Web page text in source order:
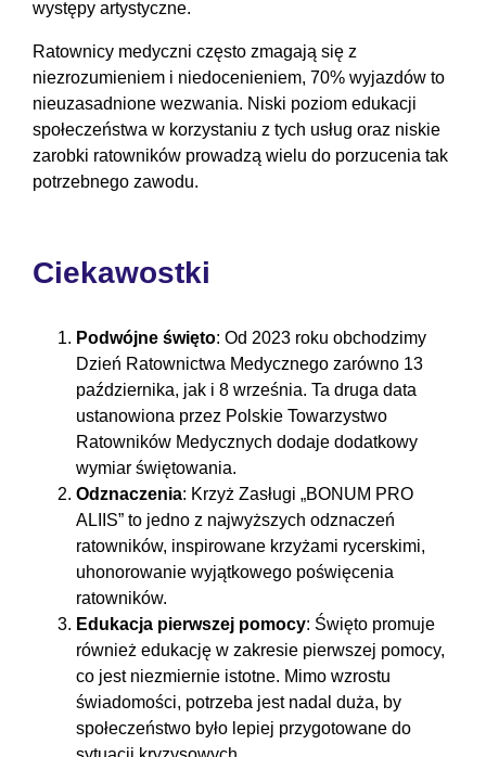
występy artystyczne.
Ratownicy medyczni często zmagają się z
niezrozumieniem i niedocenieniem, 70% wyjazdów to
nieuzasadnione wezwania. Niski poziom edukacji
społeczeństwa w korzystaniu z tych usług oraz niskie
zarobki ratowników prowadzą wielu do porzucenia tak
potrzebnego zawodu.
Ciekawostki
Podwójne święto: Od 2023 roku obchodzimy
Dzień Ratownictwa Medycznego zarówno 13
października, jak i 8 września. Ta druga data
ustanowiona przez Polskie Towarzystwo
Ratowników Medycznych dodaje dodatkowy
wymiar świętowania.
Odznaczenia: Krzyż Zasługi „BONUM PRO
ALIIS” to jedno z najwyższych odznaczeń
ratowników, inspirowane krzyżami rycerskimi,
uhonorowanie wyjątkowego poświęcenia
ratowników.
Edukacja pierwszej pomocy: Święto promuje
również edukację w zakresie pierwszej pomocy,
co jest niezmiernie istotne. Mimo wzrostu
świadomości, potrzeba jest nadal duża, by
społeczeństwo było lepiej przygotowane do